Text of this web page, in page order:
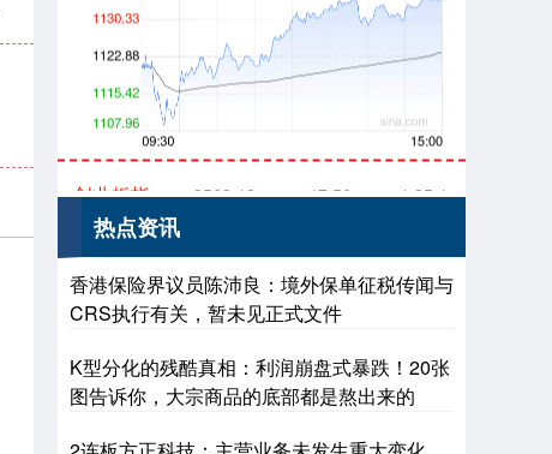
基金指数 7242.10 +12.30 +0.17%
热点资讯
香港保险界议员陈沛良：境外保单征税传闻与
CRS执行有关，暂未见正式文件
K型分化的残酷真相：利润崩盘式暴跌！20张
图告诉你，大宗商品的底部都是熬出来的